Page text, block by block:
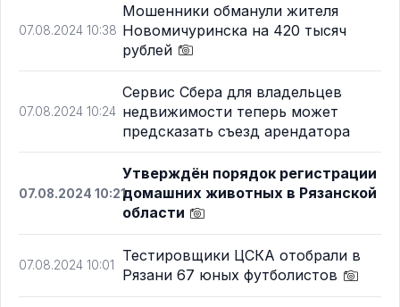
07.08.2024 10:38
Мошенники обманули жителя
Новомичуринска на 420 тысяч
рублей
07.08.2024 10:24
Сервис Сбера для владельцев
недвижимости теперь может
предсказать съезд арендатора
07.08.2024 10:21
Утверждён порядок регистрации
домашних животных в Рязанской
области
07.08.2024 10:01
Тестировщики ЦСКА отобрали в
Рязани 67 юных футболистов